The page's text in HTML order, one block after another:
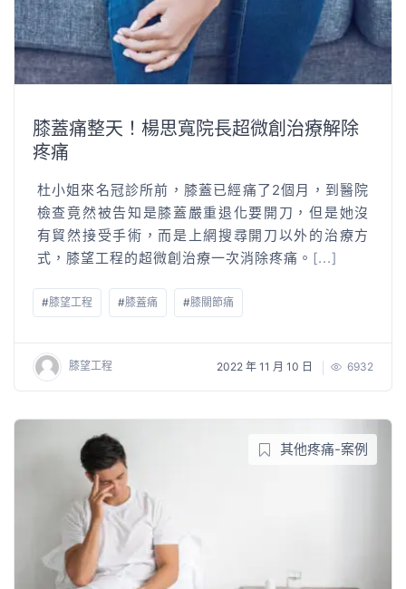
膝蓋痛整天！楊思寬院長超微創治療解除
疼痛
杜小姐來名冠診所前，膝蓋已經痛了2個月，到醫院
檢查竟然被告知是膝蓋嚴重退化要開刀，但是她沒
有貿然接受手術，而是上網搜尋開刀以外的治療方
式，膝望工程的超微創治療一次消除疼痛。 [...]
#膝望工程 #膝蓋痛 #膝關節痛
膝望工程 2022 年 11 月 10 日 6932
其他疼痛-案例